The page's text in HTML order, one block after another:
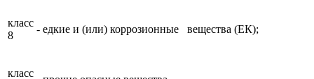
класс
8
- едкие и (или) коррозионные вещества (ЕК);
класс